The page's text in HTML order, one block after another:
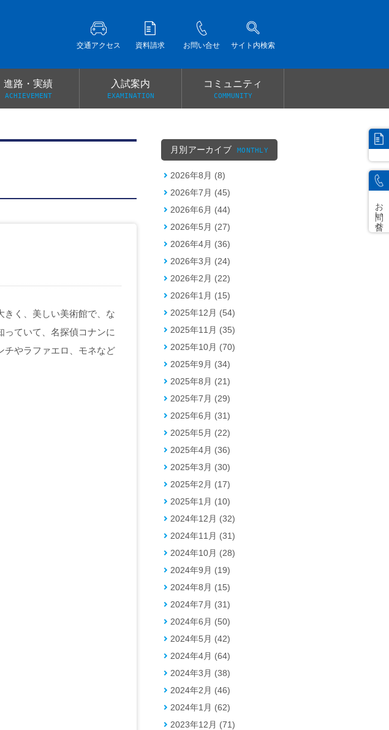
お問い合せ
交通アクセス 資料請求 お問い合せ サイト内検索
進路・実績
ACHIEVEMENT
入試案内
EXAMINATION
コミュニティ
COMMUNITY
きく、美しい美術館で、な
っていて、名探偵コナンに
チやラファエロ、モネなど
月別アーカイブ MONTHLY
2026年8月 (8)
2026年7月 (45)
2026年6月 (44)
2026年5月 (27)
2026年4月 (36)
2026年3月 (24)
2026年2月 (22)
2026年1月 (15)
2025年12月 (54)
2025年11月 (35)
2025年10月 (70)
2025年9月 (34)
2025年8月 (21)
2025年7月 (29)
2025年6月 (31)
2025年5月 (22)
2025年4月 (36)
2025年3月 (30)
2025年2月 (17)
2025年1月 (10)
2024年12月 (32)
2024年11月 (31)
2024年10月 (28)
2024年9月 (19)
2024年8月 (15)
2024年7月 (31)
2024年6月 (50)
2024年5月 (42)
2024年4月 (64)
2024年3月 (38)
2024年2月 (46)
2024年1月 (62)
2023年12月 (71)